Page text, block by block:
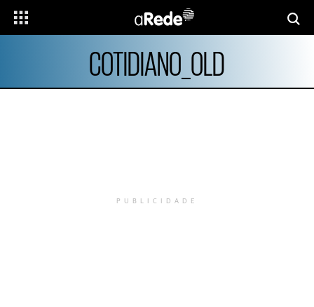
COTIDIANO_OLD
PUBLICIDADE